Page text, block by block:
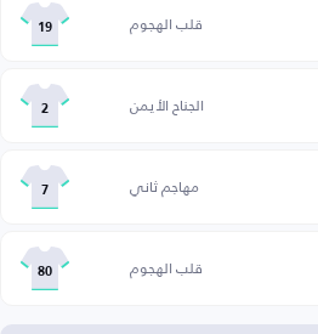
قلب الهجوم 19
الجناح الأيمن 2
مهاجم ثاني 7
قلب الهجوم 80